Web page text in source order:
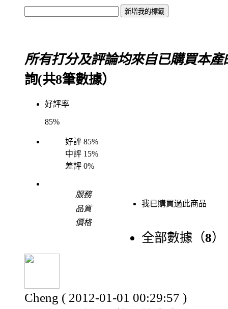
所有打分及評論均來自已購買本產
詢(共8筆數據）
好評率
85%
好評 85%
中評 15%
差評 0%
服務
品質
價格
我已購買過此商品
全部數據（8）
Cheng ( 2012-01-01 00:29:57 )